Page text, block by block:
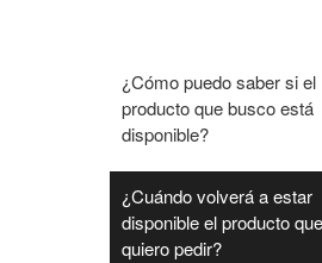
¿Cómo puedo saber si el
producto que busco está
disponible?
¿Cuándo volverá a estar
disponible el producto que
quiero pedir?